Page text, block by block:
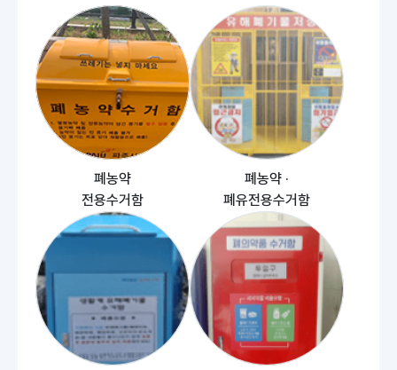
폐농약
전용수거함
폐농약 ·
폐유전용수거함